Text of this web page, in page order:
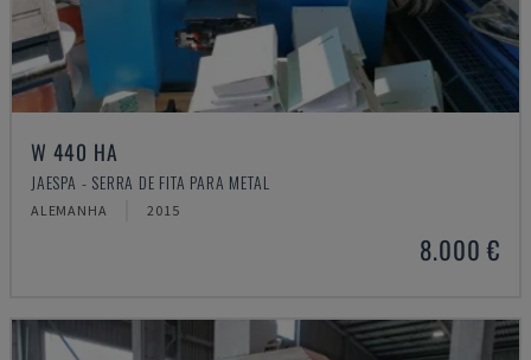
W 440 HA
JAESPA - SERRA DE FITA PARA METAL
ALEMANHA 2015
8.000 €